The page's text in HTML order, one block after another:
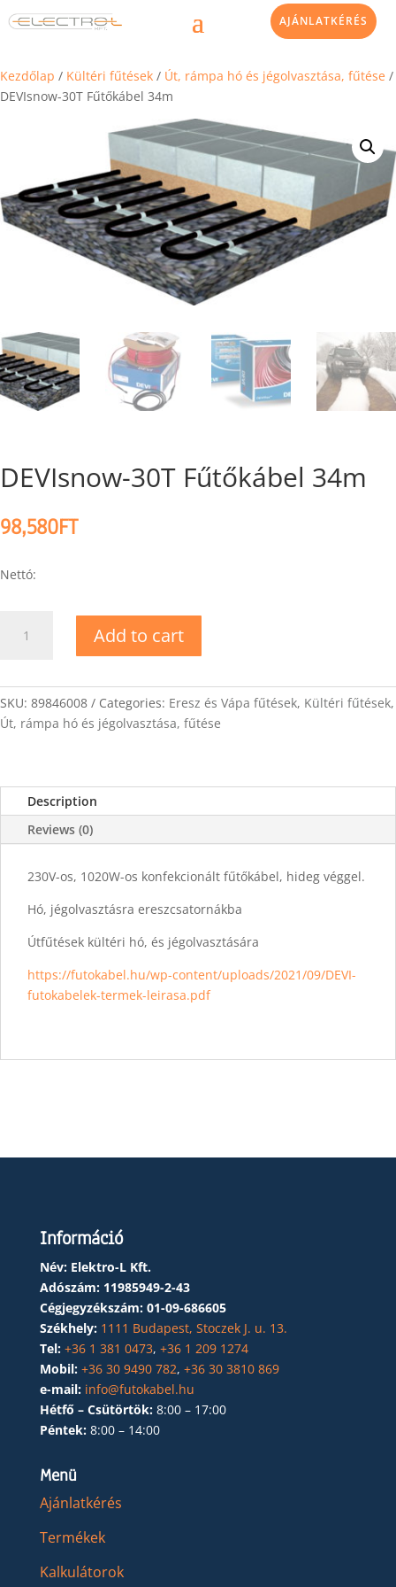
AJÁNLATKÉRÉS
Kezdőlap / Kültéri fűtések / Út, rámpa hó és jégolvasztása, fűtése /
DEVIsnow-30T Fűtőkábel 34m
DEVIsnow-30T Fűtőkábel 34m
98,580FT
Nettó:
quantity
Add to cart
SKU: 89846008 Categories: Eresz és Vápa fűtések, Kültéri fűtések,
Út, rámpa hó és jégolvasztása, fűtése
Description
Reviews (0)
230V-os, 1020W-os konfekcionált fűtőkábel, hideg véggel.
Hó, jégolvasztásra ereszcsatornákba
Útfűtések kültéri hó, és jégolvasztására
https://futokabel.hu/wp-content/uploads/2021/09/DEVI-
futokabelek-termek-leirasa.pdf
Információ
Név: Elektro-L Kft.
Adószám: 11985949-2-43
Cégjegyzékszám: 01-09-686605
Székhely: 1111 Budapest, Stoczek J. u. 13.
Tel: +36 1 381 0473, +36 1 209 1274
Mobil: +36 30 9490 782, +36 30 3810 869
e-mail: info@futokabel.hu
Hétfő – Csütörtök: 8:00 – 17:00
Péntek: 8:00 – 14:00
Menü
Ajánlatkérés
Termékek
Kalkulátorok